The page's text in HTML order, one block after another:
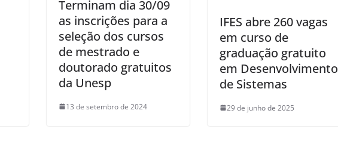
Terminam dia 30/09
as inscrições para a
seleção dos cursos
de mestrado e
doutorado gratuitos
da Unesp
13 de setembro de 2024
IFES abre 260 vagas
em curso de
graduação gratuito
em Desenvolvimento
de Sistemas
29 de junho de 2025